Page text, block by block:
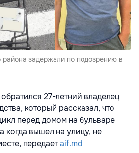
задержали по подозрению в
27-летний владелец
который рассказал, что
перед домом на бульваре
когда вышел на улицу, не
передаетaif.md